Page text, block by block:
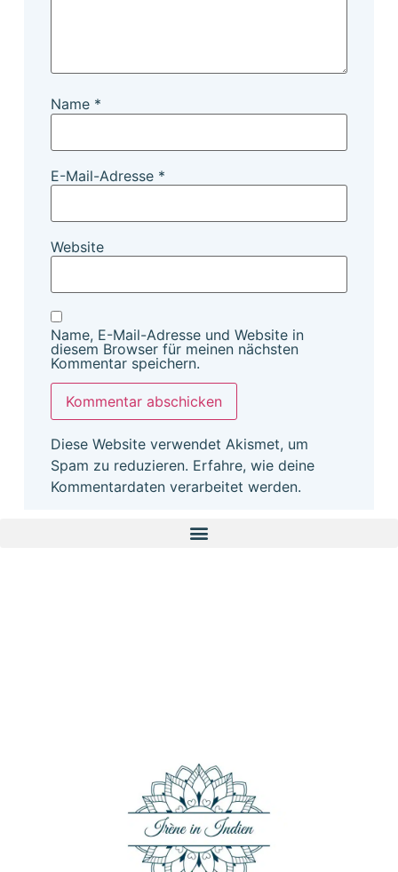
Name *
E-Mail-Adresse *
Website
Name, E-Mail-Adresse und Website in
diesem Browser für meinen nächsten
Kommentar speichern.
Diese Website verwendet Akismet, um
Spam zu reduzieren. Erfahre, wie deine
Kommentardaten verarbeitet werden.